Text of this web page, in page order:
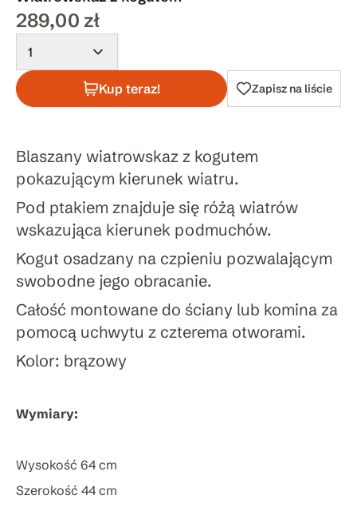
289,00 zł
1
Kup teraz! Zapisz na liście
Blaszany wiatrowskaz z kogutem
pokazującym kierunek wiatru.
Pod ptakiem znajduje się różą wiatrów
wskazująca kierunek podmuchów.
Kogut osadzany na czpieniu pozwalającym
swobodne jego obracanie.
Całość montowane do ściany lub komina za
pomocą uchwytu z czterema otworami.
Kolor: brązowy
Wymiary:
Wysokość 64 cm
Szerokość 44 cm